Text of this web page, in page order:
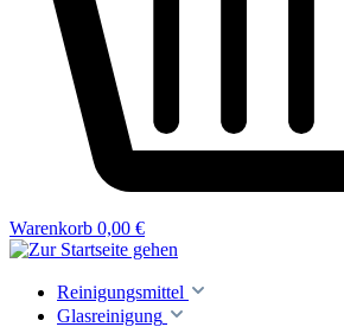
Warenkorb 0,00 €
Reinigungsmittel
Glasreinigung